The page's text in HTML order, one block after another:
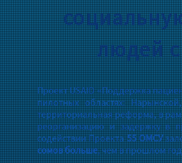
людей
Проект USAID «Поддержка
пилотных областях:
территориальная реформа, в
реорганизацию и задержку в
содействии Проекта55 ОМСУ
сомов больше, чем в прошлом